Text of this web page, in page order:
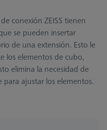
conexión ZEISS tienen
se pueden insertar
de una extensión. Esto le
los elementos de cubo,
elimina la necesidad de
ajustar los elementos.